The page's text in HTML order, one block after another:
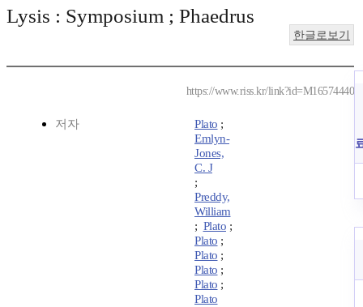
Lysis : Symposium ; Phaedrus
한글로보기
https://www.riss.kr/link?id=M16574440
저자 Plato ;
Emlyn-
Jones,
C. J
;
Preddy,
William
; Plato ;
Plato ;
Plato ;
Plato ;
Plato ;
Plato